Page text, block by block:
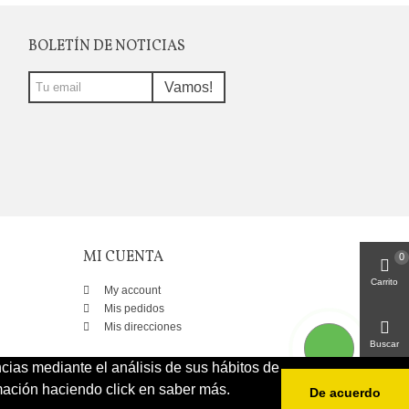
mediante el análisis de sus hábitos de
haciendo click en saber más.
De acuerdo
BOLETÍN DE NOTICIAS
Vamos!
MI CUENTA
My account
Mis pedidos
Mis direcciones
Carrito
0
Buscar